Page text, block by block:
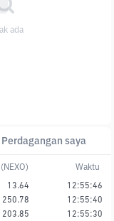
Perdagangan saya
Waktu
13.64
12:55:46
250.78
12:55:40
203.85
12:55:30
ada